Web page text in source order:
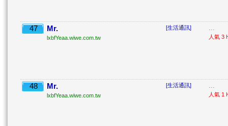
47 Mr.
lxbfYeaa.wiwe.com.tw
[生活通訊] ...
人氣 3
48 Mr.
lxbfYeaa.wiwe.com.tw
[生活通訊] ...
人氣 1